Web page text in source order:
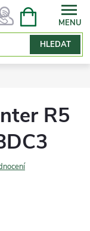
HLEDAT
NÁKUPNÍ
R5